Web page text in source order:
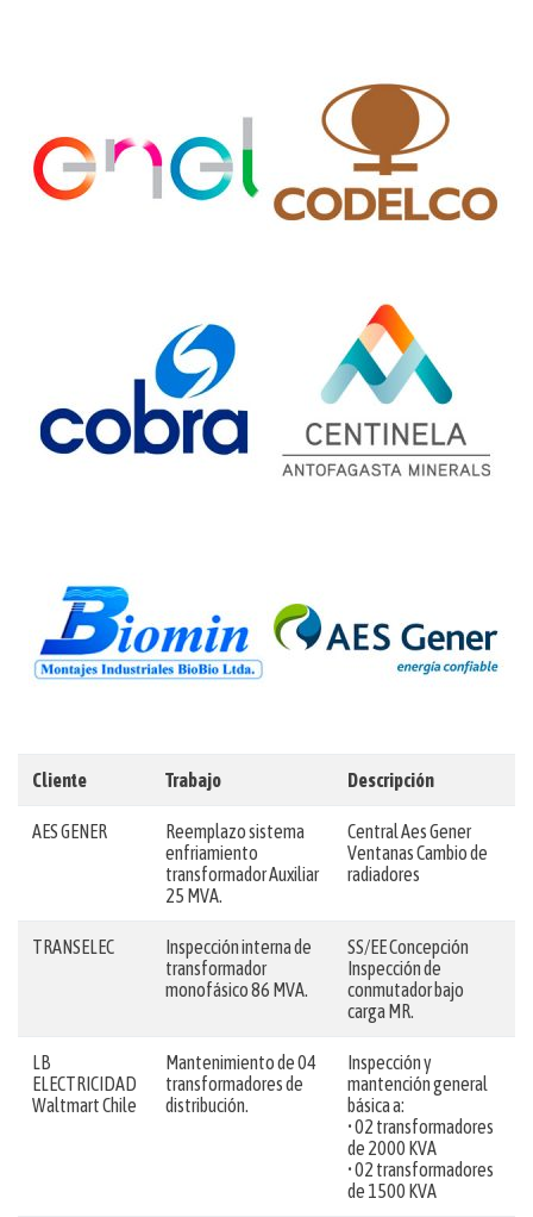
Cliente Trabajo Descripción
AES GENER
Reemplazo sistema
enfriamiento
transformador Auxiliar
25 MVA.
Central Aes Gener
Ventanas Cambio de
radiadores
TRANSELEC
Inspección interna de
transformador
monofásico 86 MVA.
SS/EE Concepción
Inspección de
conmutador bajo
carga MR.
LB
ELECTRICIDAD
Waltmart Chile
Mantenimiento de 04
transformadores de
distribución.
Inspección y
mantención general
básica a:
• 02 transformadores
de 2000 KVA
• 02 transformadores
de 1500 KVA